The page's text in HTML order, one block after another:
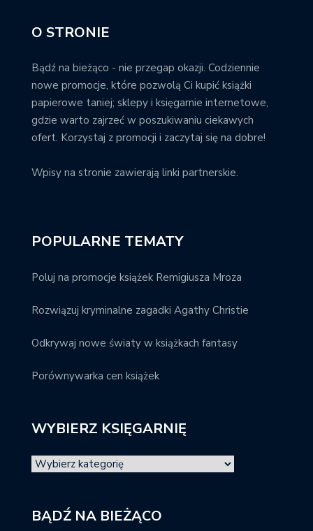
O STRONIE
Bądź na bieżąco - nie przegap okazji. Codziennie
nowe promocje, które pozwolą Ci kupić książki
papierowe taniej; sklepy i księgarnie internetowe,
gdzie warto zajrzeć w poszukiwaniu ciekawych
ofert. Korzystaj z promocji i zaczytaj się na dobre!
Wpisy na stronie zawierają linki partnerskie.
POPULARNE TEMATY
Poluj na promocje książek Remigiusza Mroza
Rozwiązuj kryminalne zagadki Agathy Christie
Odkrywaj nowe światy w książkach fantasy
Porównywarka cen książek
WYBIERZ KSIĘGARNIĘ
BĄDŹ NA BIEŻĄCO